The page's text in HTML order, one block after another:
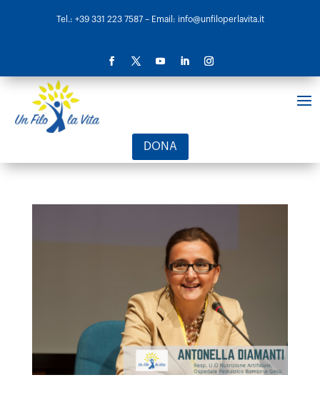
Tel.: +39 331 223 7587– Email: info@unfiloperlavita.it
DONA